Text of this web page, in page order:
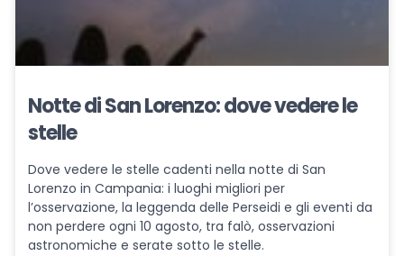
Notte di San Lorenzo: dove vedere le
stelle
Dove vedere le stelle cadenti nella notte di San
Lorenzo in Campania: i luoghi migliori per
l’osservazione, la leggenda delle Perseidi e gli eventi da
non perdere ogni 10 agosto, tra falò, osservazioni
astronomiche e serate sotto le stelle.